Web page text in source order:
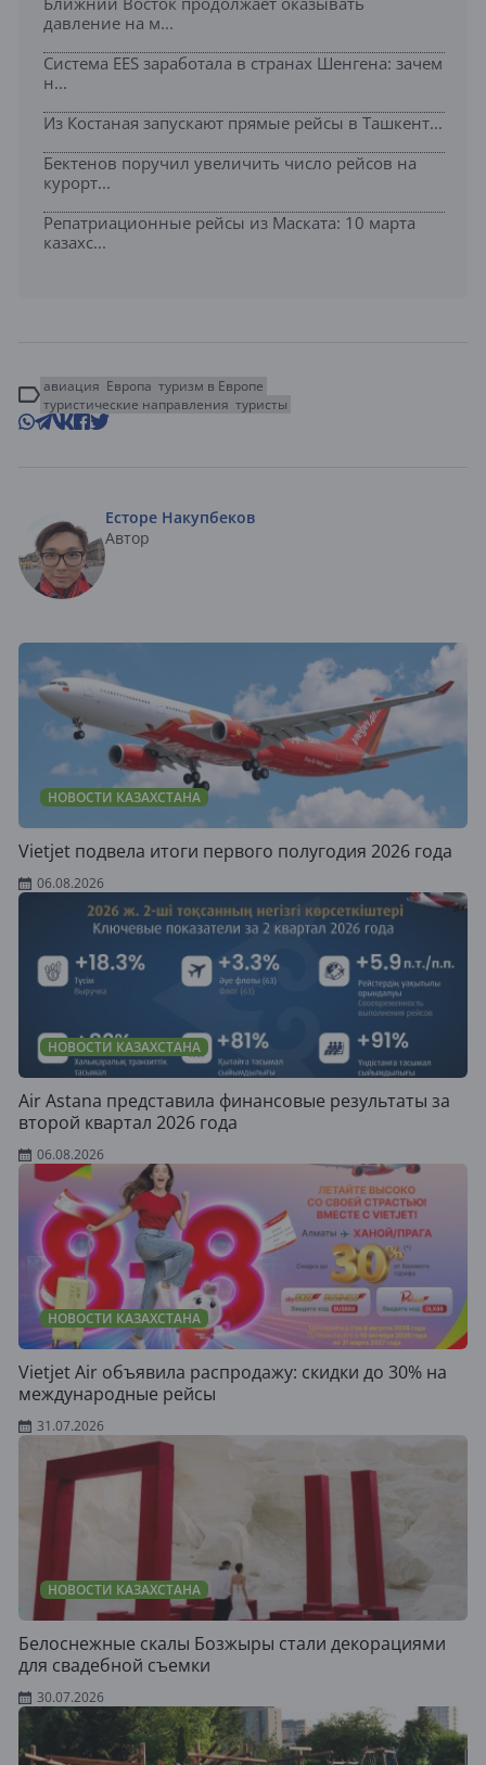
давление на м...
Система EES заработала в странах Шенгена: зачем
н...
Из Костаная запускают прямые рейсы в Ташкент...
Бектенов поручил увеличить число рейсов на
курорт...
Репатриационные рейсы из Маската: 10 марта
казахс...
авиация Европа туризм в Европе
туристические направления туристы
Есторе Накупбеков
Автор
НОВОСТИ КАЗАХСТАНА
Vietjet подвела итоги первого полугодия 2026 года
06.08.2026
НОВОСТИ КАЗАХСТАНА
Air Astana представила финансовые результаты за
второй квартал 2026 года
06.08.2026
НОВОСТИ КАЗАХСТАНА
Vietjet Air объявила распродажу: скидки до 30% на
международные рейсы
31.07.2026
НОВОСТИ КАЗАХСТАНА
Белоснежные скалы Бозжыры стали декорациями
для свадебной съемки
30.07.2026